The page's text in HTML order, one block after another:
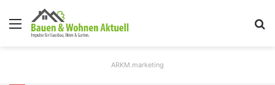
Menü
ARKM.marketing